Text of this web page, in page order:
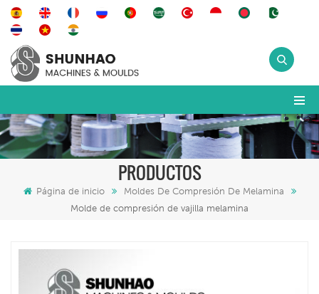
PRODUCTOS
Página de inicio
Moldes De Compresión De Melamina
Molde de compresión de vajilla melamina